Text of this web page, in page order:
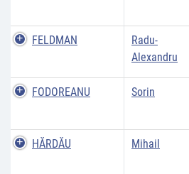
FELDMAN
Radu-
Alexandru
FODOREANU
Sorin
HĂRDĂU
Mihail